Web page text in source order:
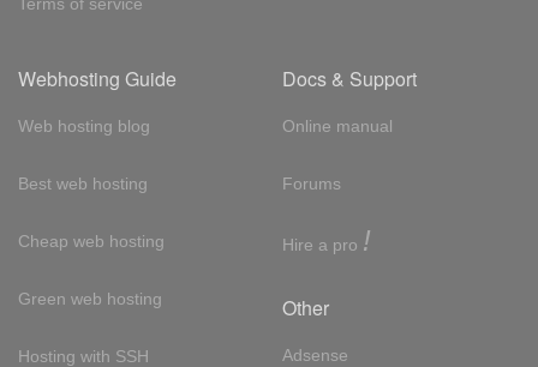
Webhosting Guide
Web hosting blog
Best web hosting
Cheap web hosting
Green web hosting
Hosting with SSH
Docs & Support
Online manual
Forums
Hire a pro !
Other
Adsense